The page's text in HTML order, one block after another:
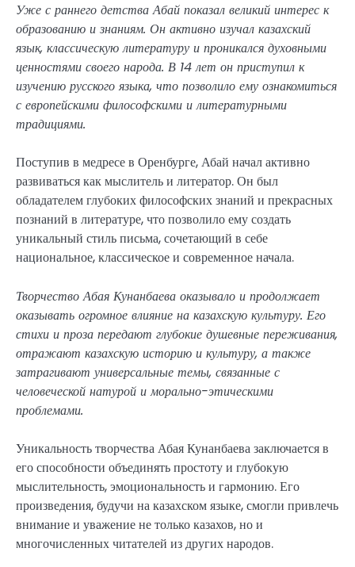
Уже с раннего детства Абай показал великий интерес к
образованию и знаниям. Он активно изучал казахский
язык, классическую литературу и проникался духовными
ценностями своего народа. В 14 лет он приступил к
изучению русского языка, что позволило ему ознакомиться
с европейскими философскими и литературными
традициями.
Поступив в медресе в Оренбурге, Абай начал активно
развиваться как мыслитель и литератор. Он был
обладателем глубоких философских знаний и прекрасных
познаний в литературе, что позволило ему создать
уникальный стиль письма, сочетающий в себе
национальное, классическое и современное начала.
Творчество Абая Кунанбаева оказывало и продолжает
оказывать огромное влияние на казахскую культуру. Его
стихи и проза передают глубокие душевные переживания,
отражают казахскую историю и культуру, а также
затрагивают универсальные темы, связанные с
человеческой натурой и морально-этическими
проблемами.
Уникальность творчества Абая Кунанбаева заключается в
его способности объединять простоту и глубокую
мыслительность, эмоциональность и гармонию. Его
произведения, будучи на казахском языке, смогли привлечь
внимание и уважение не только казахов, но и
многочисленных читателей из других народов.